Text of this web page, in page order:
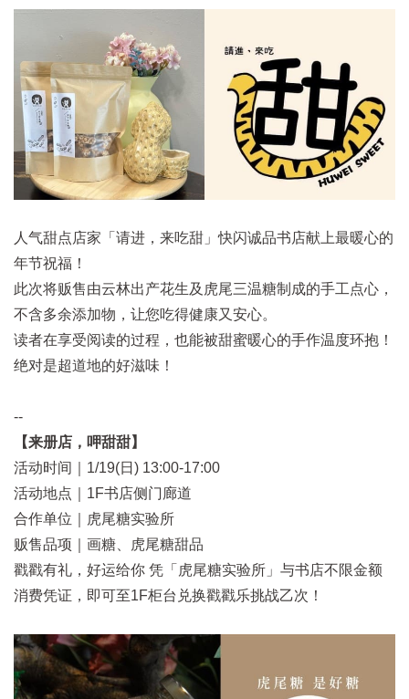
人气甜点店家「请进，来吃甜」快闪诚品书店献上最暖心的
年节祝福！
此次将贩售由云林出产花生及虎尾三温糖制成的手工点心，
不含多余添加物，让您吃得健康又安心。
读者在享受阅读的过程，也能被甜蜜暖心的手作温度环抱！
绝对是超道地的好滋味！
--
【来册店，呷甜甜】
活动时间｜1/19(日) 13:00-17:00
活动地点｜1F书店侧门廊道
合作单位｜虎尾糖实验所
贩售品项
｜画糖、虎尾糖甜品
戳戳有礼，好运给你 凭「虎尾糖实验所」与书店不限金额
消费凭证，即可至1F柜台兑换戳戳乐挑战乙次！